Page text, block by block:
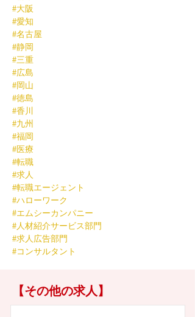
#大阪
#愛知
#名古屋
#静岡
#三重
#広島
#岡山
#徳島
#香川
#九州
#福岡
#医療
#転職
#求人
#転職エージェント
#ハローワーク
#エムシーカンパニー
#人材紹介サービス部門
#求人広告部門
#コンサルタント
【その他の求人】